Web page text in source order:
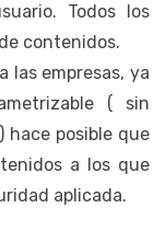
Todos los
contenidos.
las empresas, ya
( sin
posible que
a los que
aplicada.